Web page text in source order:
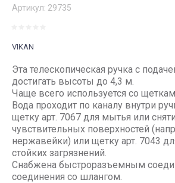
Артикул: 29735
VIKAN
Эта телескопическая ручка с
достигать высоты до 4,3 м.
Чаще всего используется со
Вода проходит по каналу внутри
щетку арт. 7067 для мытья или
чувствительных поверхностей
нержавейки) или щетку арт. 7043
стойких загрязнений.
Снабжена быстроразъемным
соединения со шлангом.